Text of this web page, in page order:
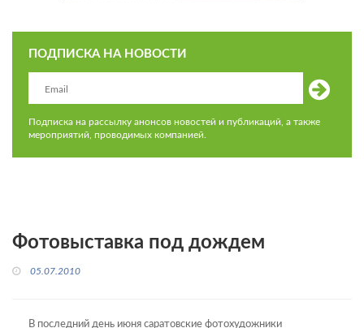
ПОДПИСКА НА НОВОСТИ
Подписка на рассылку анонсов новостей и публикаций, а также
мероприятий, проводимых компанией.
Фотовыставка под дождем
05.07.2010
В последний день июня саратовские фотохудожники